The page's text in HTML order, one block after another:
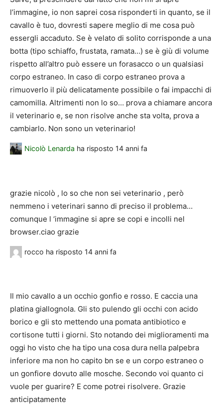
l’immagine, io non saprei cosa risponderti in quanto, se il
cavallo è tuo, dovresti sapere meglio di me cosa può
essergli accaduto. Se è velato di solito corrisponde a una
botta (tipo schiaffo, frustata, ramata…) se è giù di volume
rispetto all’altro può essere un forasacco o un qualsiasi
corpo estraneo. In caso di corpo estraneo prova a
rimuoverlo il più delicatamente possibile o fai impacchi di
camomilla. Altrimenti non lo so… prova a chiamare ancora
il veterinario e, se non risolve anche sta volta, prova a
cambiarlo. Non sono un veterinario!
Nicolò Lenarda ha risposto 14 anni fa
grazie nicolò , lo so che non sei veterinario , però
nemmeno i veterinari sanno di preciso il problema…
comunque l ‘immagine si apre se copi e incolli nel
browser.ciao grazie
rocco ha risposto 14 anni fa
Il mio cavallo a un occhio gonfio e rosso. E caccia una
platina giallognola. Gli sto pulendo gli occhi con acido
borico e gli sto mettendo una pomata antibiotico e
cortisone tutti i giorni. Sto notando dei miglioramenti ma
oggi ho visto che ha tipo una cosa dura nella palpebra
inferiore ma non ho capito bn se e un corpo estraneo o
un gonfiore dovuto alle mosche. Secondo voi quanto ci
vuole per guarire? E come potrei risolvere. Grazie
anticipatamente